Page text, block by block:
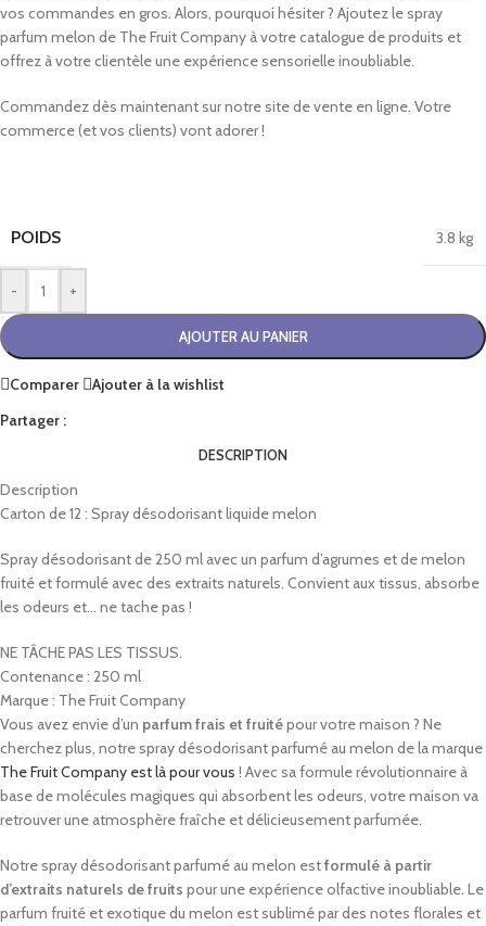
vos commandes en gros. Alors, pourquoi hésiter ? Ajoutez le spray
parfum melon de The Fruit Company à votre catalogue de produits et
offrez à votre clientèle une expérience sensorielle inoubliable.
Commandez dès maintenant sur notre site de vente en ligne. Votre
commerce (et vos clients) vont adorer !
POIDS 3.8 kg
- +
AJOUTER AU PANIER
Comparer
Ajouter à la wishlist
Partager :
DESCRIPTION
Description
Carton de 12 : Spray désodorisant liquide melon
Spray désodorisant de 250 ml avec un parfum d’agrumes et de melon
fruité et formulé avec des extraits naturels. Convient aux tissus, absorbe
les odeurs et… ne tache pas !
NE TÂCHE PAS LES TISSUS.
Contenance : 250 ml
Marque : The Fruit Company
Vous avez envie d’un parfum frais et fruitépour votre maison ? Ne
cherchez plus, notre spray désodorisant parfumé au melon de la marque
The Fruit Company est là pour vous ! Avec sa formule révolutionnaire à
base de molécules magiques qui absorbent les odeurs, votre maison va
retrouver une atmosphère fraîche et délicieusement parfumée.
Notre spray désodorisant parfumé au melon estformulé à partir
d’extraits naturels de fruits pour une expérience olfactive inoubliable. Le
parfum fruité et exotique du melon est sublimé par des notes florales et